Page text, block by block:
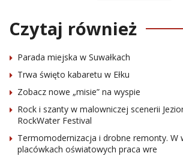
Czytaj również
Parada miejska w Suwałkach
Trwa święto kabaretu w Ełku
Zobacz nowe „misie” na wyspie
Rock i szanty w malowniczej scenerii
RockWater Festival
Termomodernizacja i drobne remonty. W
placówkach oświatowych praca wre